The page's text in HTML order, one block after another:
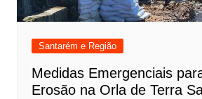
Santarém e Região
Medidas Emergenciais
Erosão na Orla de Terra